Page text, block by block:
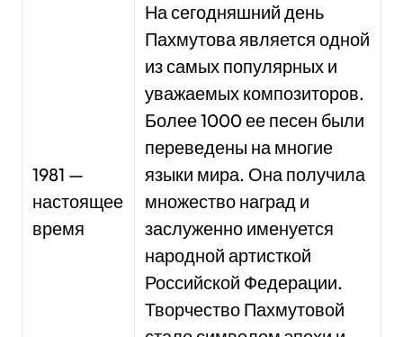
1981 —
настоящее
время
На сегодняшний день
Пахмутова является одной
из самых популярных и
уважаемых композиторов.
Более 1000 ее песен были
переведены на многие
языки мира. Она получила
множество наград и
заслуженно именуется
народной артисткой
Российской Федерации.
Творчество Пахмутовой